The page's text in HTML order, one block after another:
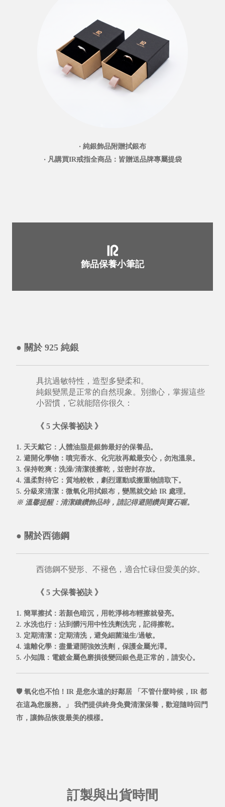
‧ 純銀飾品附贈拭銀布
‧ 凡購買IR戒指全商品：皆贈送品牌專屬提袋
飾品保養小筆記
● 關於 925 純銀
具抗過敏特性，造型多變柔和。
純銀變黑是正常的自然現象。別擔心，掌握這些
小習慣，它就能陪你很久：
《 5 大保養祕訣 》
1. 天天戴它 ：人體油脂是銀飾最好的保養品。
2. 避開化學物 ：噴完香水、化完妝再戴最安心，勿泡溫泉。
3. 保持乾爽 ：洗澡/清潔後擦乾，並密封存放。
4. 溫柔對待它 ：質地較軟，劇烈運動或搬重物請取下。
5. 分級來清潔 ：微氧化用拭銀布，變黑就交給 IR 處理。
※ 溫馨提醒：清潔鑲鑽飾品時，請記得避開鑽與寶石喔。
● 關於西德鋼
西德鋼不變形、不褪色，適合忙碌但愛美的妳。
《 5 大保養祕訣 》
1. 簡單擦拭 ：若顏色暗沉，用乾淨棉布輕擦就發亮。
2. 水洗也行 ：沾到髒污用中性洗劑洗完，記得擦乾。
3. 定期清潔 ：定期清洗，避免細菌滋生/過敏。
4. 遠離化學 ：盡量避開強效洗劑，保護金屬光澤。
5. 小知識 ：電鍍金屬色磨損後變回銀色是正常的，請安心。
🛡️ 氧化也不怕！IR 是您永遠的好鄰居
「不管什麼時候，IR 都
在這為您服務。」
我們提供終身免費清潔保養， 歡迎隨時回門
市，讓飾品恢復最美的模樣。
訂製與出貨時間